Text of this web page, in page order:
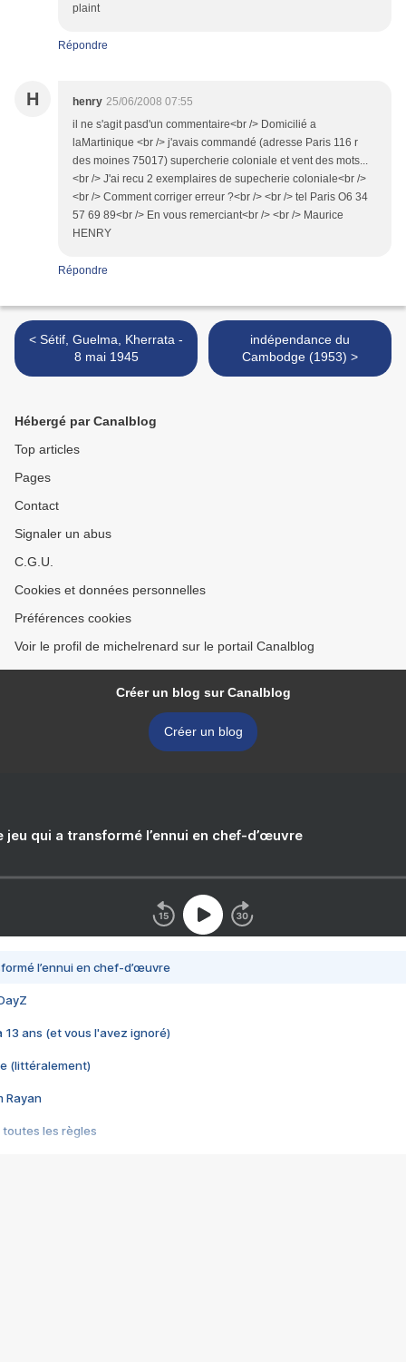
plaint
Répondre
H henry 25/06/2008 07:55
il ne s'agit pasd'un commentaire<br /> Domicilié a
laMartinique <br /> j'avais commandé (adresse Paris 116 r
des moines 75017) supercherie coloniale et vent des mots...
<br /> J'ai recu 2 exemplaires de supecherie coloniale<br />
<br /> Comment corriger erreur ?<br /> <br /> tel Paris O6 34
57 69 89<br /> En vous remerciant<br /> <br /> Maurice
HENRY
Répondre
< Sétif, Guelma, Kherrata -
8 mai 1945
indépendance du
Cambodge (1953) >
Hébergé par Canalblog
Top articles
Pages
Contact
Signaler un abus
C.G.U.
Cookies et données personnelles
Préférences cookies
Voir le profil de michelrenard sur le portail Canalblog
Créer un blog sur Canalblog
Créer un blog
jeu qui a transformé l’ennui en chef-d’œuvre
l’ennui en chef-d’œuvre
13 ans (et vous l'avez ignoré)
(littéralement)
Rayan
toutes les règles